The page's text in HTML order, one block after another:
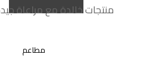
منتجات خالدة مع مراعاة
مطاعم